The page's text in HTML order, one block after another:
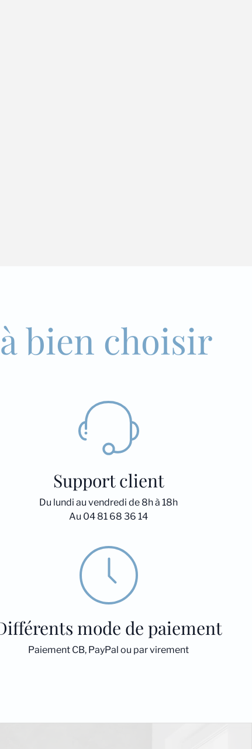
à bien choisir
Support client
Du lundi au vendredi de 8h à 18h
Au 04 81 68 36 14
mode de paiement
Paiement CB, PayPal ou par virement